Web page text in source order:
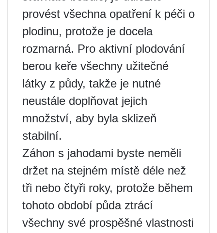
provést všechna opatření k péči o
plodinu, protože je docela
rozmarná. Pro aktivní plodování
berou keře všechny užitečné
látky z půdy, takže je nutné
neustále doplňovat jejich
množství, aby byla sklizeň
stabilní.
Záhon s jahodami byste neměli
držet na stejném místě déle než
tři nebo čtyři roky, protože během
tohoto období půda ztrácí
všechny své prospěšné vlastnosti